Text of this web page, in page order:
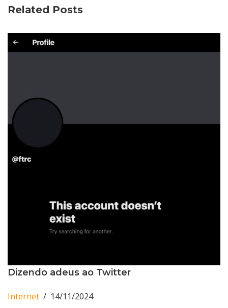
Related Posts
Dizendo adeus ao Twitter
Internet 14/11/2024